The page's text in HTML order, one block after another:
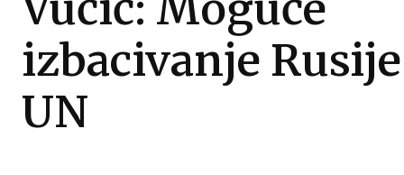
izbacivanje
UN